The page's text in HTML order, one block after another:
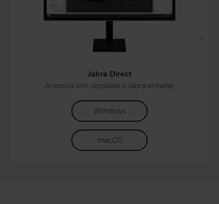
Jabra Direct
Anpassa och uppdatera Jabra-enheter
Windows
macOS